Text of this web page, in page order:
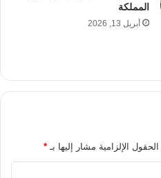
المملكة
أبريل 13, 2026
الحقول الإلزامية مشار إليها بـ *